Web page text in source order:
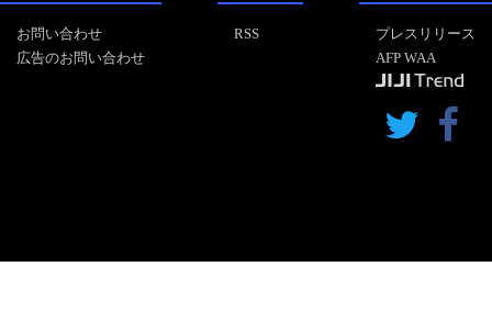
お問い合わせ
広告のお問い合わせ
RSS
プレスリリース
AFP WAA